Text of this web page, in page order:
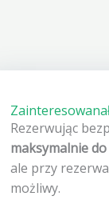
Rezerwując
maksymalnie do
ale przy
możliwy.